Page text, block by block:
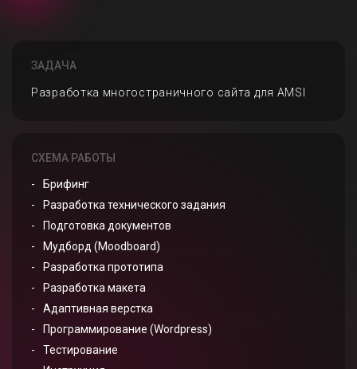
ЗАДАЧА
Разработка многостраничного сайта для AMSI
СХЕМА РАБОТЫ
Брифинг
Разработка технического задания
Подготовка документов
Мудборд (Moodboard)
Разработка прототипа
Разработка макета
Адаптивная верстка
Программирование (Wordpress)
Тестирование